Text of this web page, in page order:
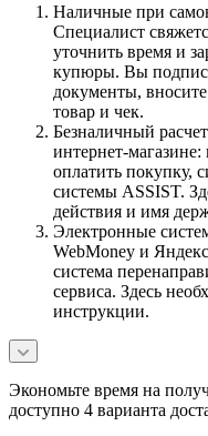
Наличные при
Специалист
уточнить время и
купюры. Вы
документы,
товар и чек.
Безналичный
интернет-
оплатить покупку,
системы ASSIST.
действия и имя
Электронные
WebMoney и
система
сервиса. Здесь
инструкции.
Экономьте время на
доступно 4 варианта